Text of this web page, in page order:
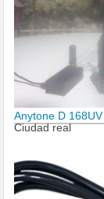
Anytone D 168UV
Ciudad real